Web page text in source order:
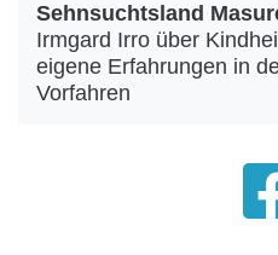
Sehnsuchtsland
Irmgard Irro über
eigene Erfahrungen in
Vorfahren